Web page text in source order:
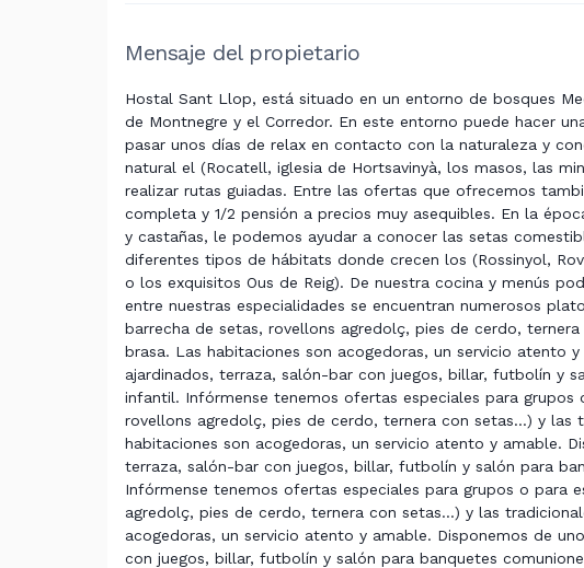
Mensaje del propietario
Hostal Sant Llop, está situado en un entorno de bosques
de Montnegre y el Corredor. En este entorno puede hacer
pasar unos días de relax en contacto con la naturaleza y
natural el (Rocatell, iglesia de Hortsavinyà, los masos, las
realizar rutas guiadas. Entre las ofertas que ofrecemos
completa y 1/2 pensión a precios muy asequibles. En la
y castañas, le podemos ayudar a conocer las setas
diferentes tipos de hábitats donde crecen los (Rossinyol,
o los exquisitos Ous de Reig). De nuestra cocina y menús
entre nuestras especialidades se encuentran numerosos
barrecha de setas, rovellons agredolç, pies de cerdo,
brasa. Las habitaciones son acogedoras, un servicio atento
ajardinados, terraza, salón-bar con juegos, billar, futbolín y
infantil. Infórmense tenemos ofertas especiales para grupos
rovellons agredolç, pies de cerdo, ternera con setas...) y las
habitaciones son acogedoras, un servicio atento y amable.
terraza, salón-bar con juegos, billar, futbolín y salón para
Infórmense tenemos ofertas especiales para grupos o para
agredolç, pies de cerdo, ternera con setas...) y las
acogedoras, un servicio atento y amable. Disponemos de
con juegos, billar, futbolín y salón para banquetes